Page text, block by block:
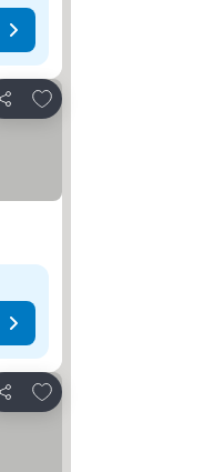
Condividi
Aggiungi ai preferiti
Condividi
Aggiungi ai preferiti